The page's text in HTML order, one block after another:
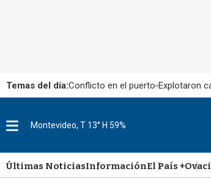
Temas del día:Conflicto en el puerto Explotaron
u
Montevideo, T 13° H 59%
Últimas NoticiasInformaciónEl País +